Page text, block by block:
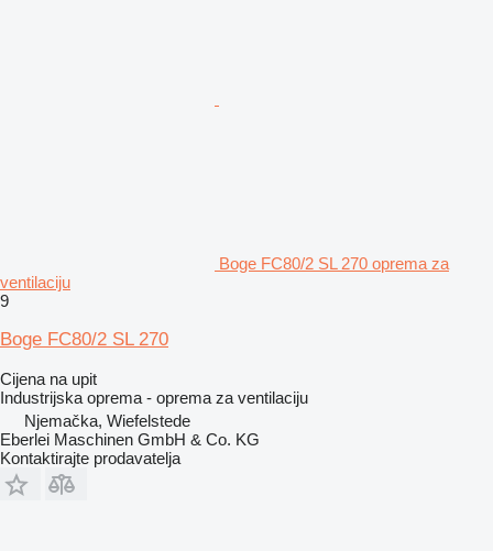
Boge FC80/2 SL 270 oprema za
ventilaciju
9
Boge FC80/2 SL 270
Cijena na upit
Industrijska oprema - oprema za ventilaciju
Njemačka, Wiefelstede
Eberlei Maschinen GmbH & Co. KG
Kontaktirajte prodavatelja